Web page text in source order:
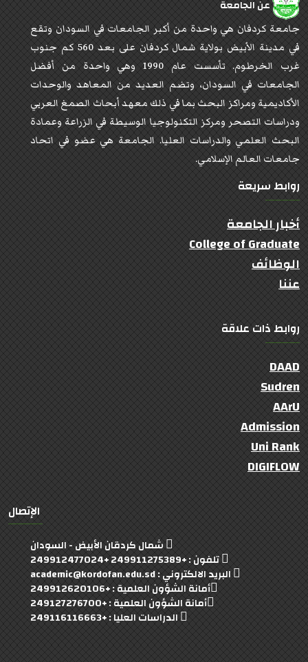
عن الجامعة
جامعة كردفان هي واحدة من أكبر الجامعات في السودان وتقع
في مدينة الأبيض بولاية شمال كردفان على بعد 560 كم جنوب
غرب الخرطوم. تأسست عام 1990 وهي واحدة من أفضل
الجامعات في السودان، وتضم العديد من المعاهد والوحدات
الأكاديمية ومراكز البحث بما في ذلك معهد أبحاث الصمغ العربي
ودراسات التصحر ومركز التكنولوجيا الوسيطة في الزراعة وعمادة
البحث العلمي والدراسات العليا. الجامعة هي عضو في اتحاد
جامعات العالم الإسلامي.
روابط سريعة
أخبار الجامعة
College of Graduate
الوظائف
عننا
روابط ذات علاقة
DAAD
Sudren
AArU
Admission
Uni Rank
DIGIFLOW
الإتصال
شمال كردقان الأبيض - السودان
تلفون : +249911275389 +249912477024
البريد الالكتروني : academic@kordofan.edu.sd
أمانة الشؤون العلمية : +249912620106
أمانة الشؤون العلمية : +249127276700
الدراسات العليا : +249116116663